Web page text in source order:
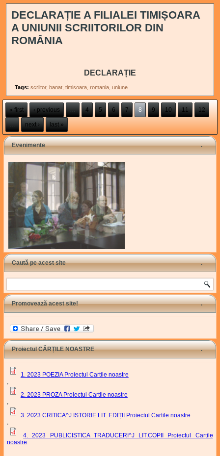
DECLARAȚIE A FILIALEI TIMIȘOARA
A UNIUNII SCRIITORILOR DIN
ROMÂNIA
DECLARAȚIE
Tags:scriitor banat timisoara romania uniune
Pages
« first ‹ previous … 4 5 6 7 8 9 10 11 12
… next › last »
Evenimente
Caută pe acest site
Search
Promovează acest site!
Proiectul CĂRȚILE NOASTRE
1. 2023 POEZIA Proiectul Cartile noastre
,
2. 2023 PROZA Proiectul Cartile noastre
,
3. 2023 CRITICA^J ISTORIE LIT. EDIȚII Proiectul Cartile noastre
4. 2023 PUBLICISTICA TRADUCERI^J LIT.COPII Proiectul Cartile
noastre